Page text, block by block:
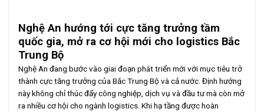
Nghệ An hướng tới cực tăng trưởng tầm
quốc gia, mở ra cơ hội mới cho logistics Bắc
Trung Bộ
Nghệ An đang bước vào giai đoạn phát triển mới với mục tiêu trở
thành cực tăng trưởng của Bắc Trung Bộ và cả nước. Định hướng
này không chỉ thúc đẩy công nghiệp, dịch vụ và đầu tư mà còn mở
ra nhiều cơ hội cho ngành logistics. Khi hạ tầng được hoàn